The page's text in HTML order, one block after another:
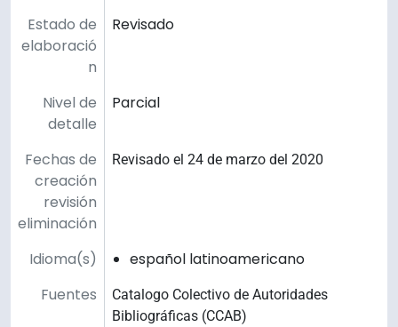
Estado de
elaboració
n
Revisado
Nivel de
detalle
Parcial
Fechas de
creación
revisión
eliminación
Revisado el 24 de marzo del 2020
Idioma(s)
español latinoamericano
Fuentes
Catalogo Colectivo de Autoridades
Bibliográficas (CCAB)